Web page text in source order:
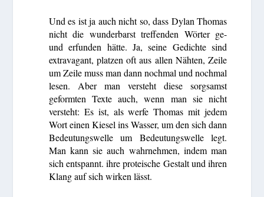
Und es ist ja auch nicht so, dass Dylan Thomas
nicht die wunderbarst treffenden Wörter ge-
und erfunden hätte. Ja, seine Gedichte sind
extravagant, platzen oft aus allen Nähten, Zeile
um Zeile muss man dann nochmal und nochmal
lesen. Aber man versteht diese sorgsamst
geformten Texte auch, wenn man sie nicht
versteht: Es ist, als werfe Thomas mit jedem
Wort einen Kiesel ins Wasser, um den sich dann
Bedeutungswelle um Bedeutungswelle legt.
Man kann sie auch wahrnehmen, indem man
sich entspannt. ihre proteische Gestalt und ihren
Klang auf sich wirken lässt.